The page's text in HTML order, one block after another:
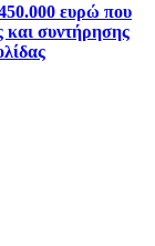
ευρώ που
συντήρησης